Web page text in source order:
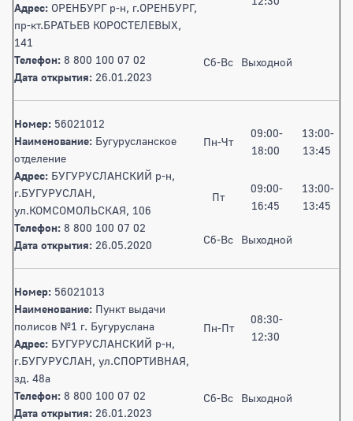
Адрес: ОРЕНБУРГ р-н, г.ОРЕНБУРГ,
пр-кт.БРАТЬЕВ КОРОСТЕЛЕВЫХ,
141
Телефон: 8 800 100 07 02
Дата открытия: 26.01.2023
Сб-Вс Выходной
Номер: 56021012
Наименование: Бугурусланское
отделение
Адрес: БУГУРУСЛАНСКИЙ р-н,
г.БУГУРУСЛАН,
ул.КОМСОМОЛЬСКАЯ, 106
Телефон: 8 800 100 07 02
Дата открытия: 26.05.2020
Пн-Чт
09:00-
18:00
13:00-
13:45
Пт
09:00-
16:45
13:00-
13:45
Сб-Вс Выходной
Номер: 56021013
Наименование: Пункт выдачи
полисов №1 г. Бугуруслана
Адрес: БУГУРУСЛАНСКИЙ р-н,
г.БУГУРУСЛАН, ул.СПОРТИВНАЯ,
зд. 48а
Телефон: 8 800 100 07 02
Дата открытия: 26.01.2023
Пн-Пт
08:30-
12:30
Сб-Вс Выходной